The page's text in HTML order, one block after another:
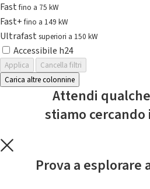
Fastfino a 75 kW
Fast+fino a 149 kW
Ultrafast superiori a 150 kW
Accessibile h24
Applica
Cancella filtri
Carica altre colonnine
Attendi
stiamo
Prova a esplorare